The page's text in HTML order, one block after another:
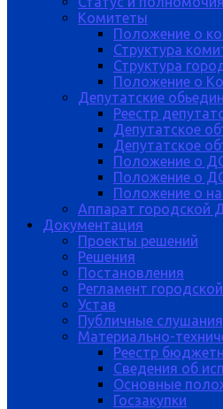
Комитеты
Положение о
Структура
Структура
Положение о
Депутатские
Реестр
Депутатское
Депутатское
Положение о
Положение о
Положение о
Аппарат городской
Документация
Проекты решений
Решения
Постановления
Регламент
Устав
Публичные
Материально-
Реестр
Сведения об
Основные
Госзакупки